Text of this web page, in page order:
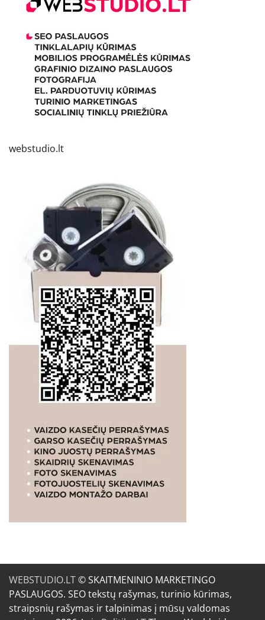
webstudio.lt
WEBSTUDIO.LT© SKAITMENINIO MARKETINGO
PASLAUGOS. SEO tekstų rašymas, turinio kūrimas,
straipsnių rašymas ir talpinimas į mūsų valdomas